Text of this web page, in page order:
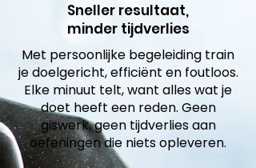
Sneller resultaat,
minder tijdverlies
Met persoonlijke begeleiding train
je doelgericht, efficiënt en foutloos.
Elke minuut telt, want alles wat je
doet heeft een reden. Geen
giswerk, geen tijdverlies aan
oefeningen die niets opleveren.